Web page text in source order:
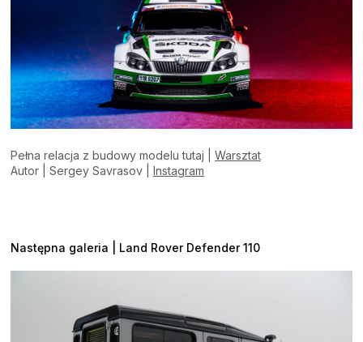
Pełna relacja z budowy modelu tutaj | Warsztat
Autor | Sergey Savrasov | Instagram
Następna galeria | Land Rover Defender 110